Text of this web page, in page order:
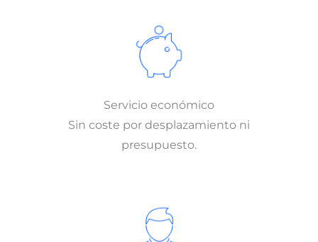
Servicio económico
Sin coste por desplazamiento ni
presupuesto.